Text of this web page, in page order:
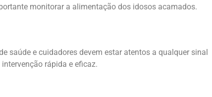
monitorar a alimentação dos idosos acamados.
saúde e cuidadores devem estar atentos a qualquer sinal
rápida e eficaz.